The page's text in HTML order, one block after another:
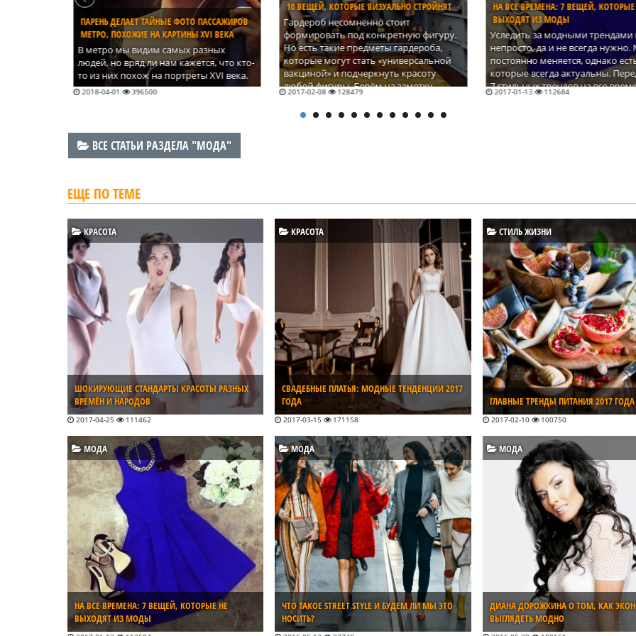
10 ВЕЩЕЙ, КОТОРЫЕ ВИЗУАЛЬНО СТРОЙНЯТ
Гардероб несомненно стоит
формировать под конкретную фигуру.
Но есть такие предметы гардероба,
которые могут стать «универсальной
вакциной» и подчеркнуть красоту
любой фигуры. Берём на заметку.
2017-02-08 128479
НА ВСЕ ВРЕМЕНА: 7 ВЕЩЕЙ, КОТОРЫЕ НЕ
ВЫХОДЯТ ИЗ МОДЫ
Уследить за модными трендами порой
непросто, да и не всегда нужно. Мода
постоянно меняется, однако есть вещи,
которые всегда актуальны. Перед вами
7 стильных трендов на все времена и
сезоны.
2017-01-13 112684
ДИЗАЙНЕР АНАСТАСИЯ ИВАНОВА
КОЛЛЕКЦИЮ НА NEW YORK FASHION
Украинский бренд – в
расписании самой престижной
мировой Недели моды
2016-08-16 91692
ВСЕ СТАТЬИ РАЗДЕЛА "МОДА"
ЕЩЕ ПО ТЕМЕ
КРАСОТА
ШОКИРУЮЩИЕ СТАНДАРТЫ КРАСОТЫ РАЗНЫХ
ВРЕМЁН И НАРОДОВ
2017-04-25 111462
КРАСОТА
СВАДЕБНЫЕ ПЛАТЬЯ: МОДНЫЕ ТЕНДЕНЦИИ 2017
ГОДА
2017-03-15 171158
СТИЛЬ ЖИЗНИ
ГЛАВНЫЕ ТРЕНДЫ ПИТАНИЯ 2017 ГОДА
2017-02-10 100750
МОДА
НА ВСЕ ВРЕМЕНА: 7 ВЕЩЕЙ, КОТОРЫЕ НЕ
ВЫХОДЯТ ИЗ МОДЫ
МОДА
ЧТО ТАКОЕ STREET STYLE И БУДЕМ ЛИ МЫ ЭТО
НОСИТЬ?
МОДА
ДИАНА ДОРОЖКИНА О ТОМ, КАК
ВЫГЛЯДЕТЬ МОДНО